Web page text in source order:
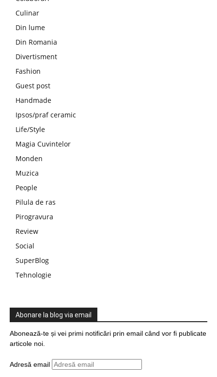
Culinar
Din lume
Din Romania
Divertisment
Fashion
Guest post
Handmade
Ipsos/praf ceramic
Life/Style
Magia Cuvintelor
Monden
Muzica
People
Pilula de ras
Pirogravura
Review
Social
SuperBlog
Tehnologie
Abonare la blog via email
Abonează-te și vei primi notificări prin email când vor fi publicate
articole noi.
Adresă email